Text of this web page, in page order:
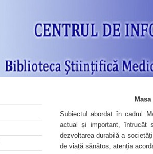
Subiectul abordat în cadrul
actual și important, întrucât
dezvoltarea durabilă a
de viață sănătos, atenția